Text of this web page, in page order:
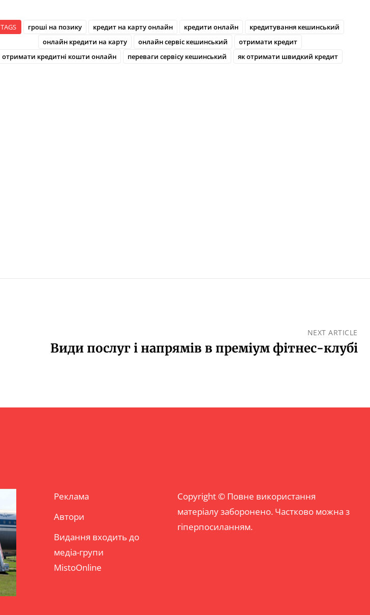
TAGS гроші на позику кредит на карту онлайн кредити онлайн
кредитування кешинський
онлайн кредити на карту
онлайн сервіс кешинський
отримати кредит
отримати кредитні кошти онлайн
переваги сервісу кешинський як отримати швидкий кредит
NEXT ARTICLE
Види послуг і напрямів в преміум фітнес-клубі
Реклама
Автори
Видання входить до
медіа-групи
MistoOnline
Copyright © Повне використання
матеріалу заборонено. Частково можна з
гіперпосиланням.